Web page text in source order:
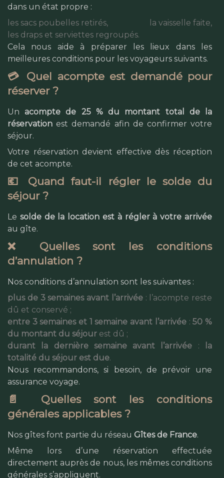
dans un état propre :
les sacs poubelles retirés,
la vaisselle faite,
les draps et serviettes regroupés.
Cela nous aide à préparer les lieux dans les
meilleures conditions pour les voyageurs suivants.
💳 Quel acompte est demandé pour
réserver ?
Un acompte de 25 % du montant total de la
réservation est demandé afin de confirmer votre
séjour.
Votre réservation devient effective dès réception
de cet acompte.
💶 Quand faut-il régler le solde du
séjour ?
Le solde de la location est à régler à votre arrivée
au gîte.
❌ Quelles sont les conditions
d’annulation ?
Nos conditions d’annulation sont les suivantes :
plus de 3 semaines avant l’arrivée: l’acompte reste
dû et conservé ;
entre 3 semaines et 1 semaine avant l’arrivée:50 %
du montant du séjour est dû ;
durant la dernière semaine avant l’arrivée :
la
totalité du séjour est due.
Nous recommandons, si besoin, de prévoir une
assurance voyage.
📄 Quelles sont les conditions
générales applicables ?
Nos gîtes font partie du réseau Gîtes de France.
Même lors d’une réservation effectuée
directement auprès de nous, les mêmes conditions
générales s’appliquent.